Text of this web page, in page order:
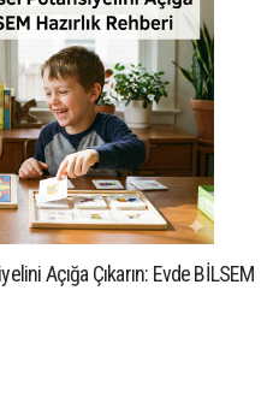
Açığa Çıkarın: Evde BİLSEM